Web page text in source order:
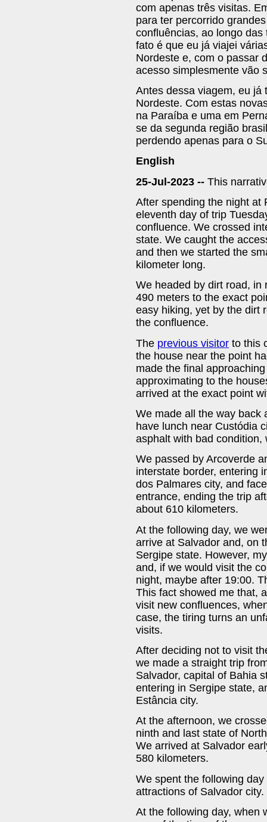
com apenas três visitas.
para ter percorrido
confluências, ao longo
fato é que eu já viajei
Nordeste e, com o passar
acesso simplesmente vão
Antes dessa viagem, eu já
Nordeste. Com estas
na Paraíba e uma em
se da segunda região
perdendo apenas para o
English
25-Jul-2023 -- This
After spending the night at
eleventh day of trip
confluence. We crossed
state. We caught the
and then we started the
kilometer long.
We headed by dirt road, in
490 meters to the exact
easy hiking, yet by the dirt
the confluence.
The previous visitor to this
the house near the point
made the final
approximating to the
arrived at the exact point
We made all the way back
have lunch near Custódia
asphalt with bad
We passed by Arcoverde
interstate border, entering
dos Palmares city, and
entrance, ending the trip
about 610 kilometers.
At the following day, we
arrive at Salvador and, on
Sergipe state. However,
and, if we would visit the
night, maybe after 19:00.
This fact showed me that,
visit new confluences,
case, the tiring turns an
visits.
After deciding not to visit
we made a straight trip
Salvador, capital of Bahia
entering in Sergipe state,
Estância city.
At the afternoon, we
ninth and last state of
We arrived at Salvador
580 kilometers.
We spent the following
attractions of Salvador city.
At the following day, when